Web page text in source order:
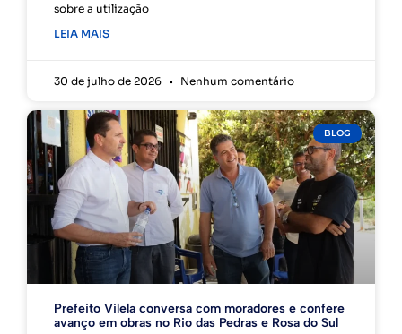
sobre a utilização
LEIA MAIS
30 de julho de 2026 Nenhum comentário
BLOG
Prefeito Vilela conversa com moradores e confere
avanço em obras no Rio das Pedras e Rosa do Sul